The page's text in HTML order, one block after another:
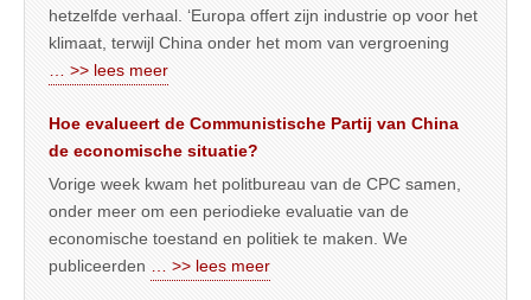
hetzelfde verhaal. ‘Europa offert zijn industrie op voor het
klimaat, terwijl China onder het mom van vergroening
… >> lees meer
Hoe evalueert de Communistische Partij van China
de economische situatie?
Vorige week kwam het politbureau van de CPC samen,
onder meer om een periodieke evaluatie van de
economische toestand en politiek te maken. We
publiceerden … >> lees meer